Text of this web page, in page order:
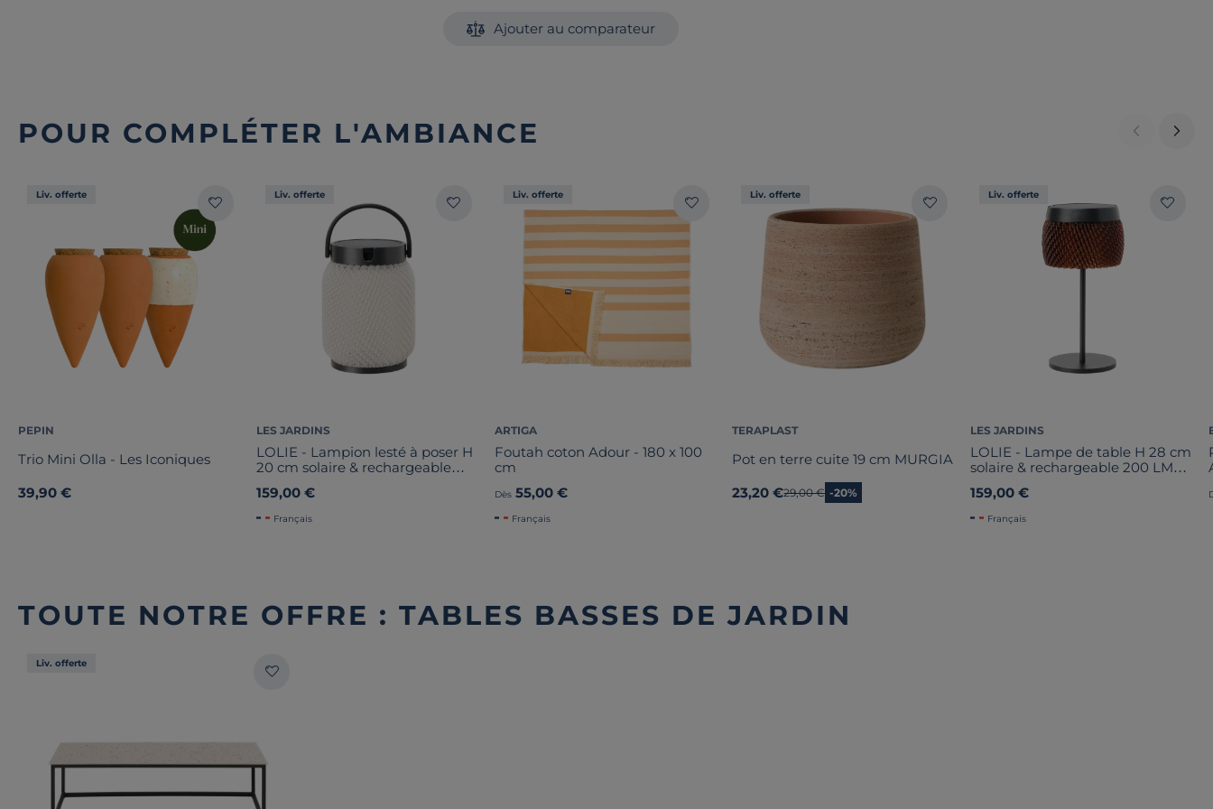
Ajouter au comparateur
POUR COMPLÉTER L'AMBIANCE
Liv. offerte
PEPIN
Trio Mini Olla - Les Iconiques
39,90 €
Liv. offerte
LES JARDINS
LOLIE - Lampion lesté à poser H
20 cm solaire & rechargeable
159,00 €
Français
Liv. offerte
ARTIGA
Foutah coton Adour - 180 x 100
cm
Dès 55,00 €
Français
Liv. offerte
TERAPLAST
Pot en terre cuite 19 cm MURGIA
23,20 €Ancien prix
29,00 € -20%
Liv. offerte
LES JARDINS
LOLIE - Lampe de table H 28 cm
solaire & rechargeable 200 LM
159,00 €
Français
TOUTE NOTRE OFFRE : TABLES BASSES DE JARDIN
Liv. offerte